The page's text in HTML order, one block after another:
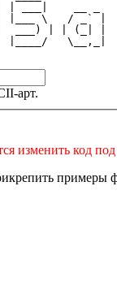
__ _
\   / _` |
___) | | (_| |
|____/   \__,_|
арт.
изменить код
примеры